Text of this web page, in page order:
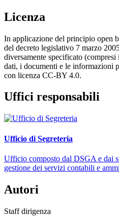
Licenza
In applicazione del principio open
del decreto legislativo 7 marzo
diversamente specificato
dati, i documenti e le informazioni
con licenza CC-BY 4.0.
Uffici responsabili
Ufficio di Segreteria
Ufficio composto dal DSGA e dai
gestione dei servizi contabili e
Autori
Staff dirigenza